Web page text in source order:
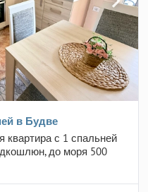
в Будве
с 1 спальней
до моря 500